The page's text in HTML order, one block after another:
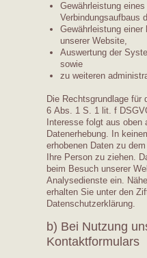
Gewährleistung
Verbindungsaufbaus
Gewährleistung
unserer Website,
Auswertung der
sowie
zu weiteren
Die Rechtsgrundlage für
6 Abs. 1 S. 1 lit. f
Interesse folgt aus
Datenerhebung. In
erhobenen Daten zu
Ihre Person zu ziehen.
beim Besuch unserer
Analysedienste ein.
erhalten Sie unter den
Datenschutzerklärung.
b) Bei Nutzung
Kontaktformulars